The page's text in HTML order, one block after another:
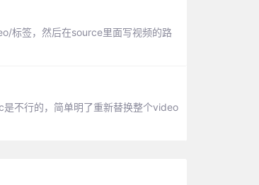
标签，然后在source里面写视频的路
不行的，简单明了重新替换整个video